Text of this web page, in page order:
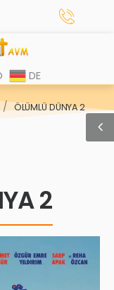
DE
/ ÖLÜMLÜ DÜNYA 2
2